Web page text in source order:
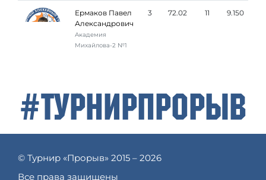
Ермаков Павел
Александрович
Академия
Михайлова-2 №1
3 72.02 11 9.150
#ТурнирПрорыв
© Турнир «Прорыв» 2015 – 2026
Все права защищены